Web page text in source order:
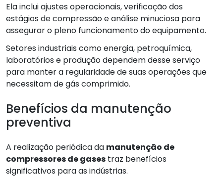
Ela inclui ajustes operacionais, verificação dos
estágios de compressão e análise minuciosa para
assegurar o pleno funcionamento do equipamento.
Setores industriais como energia, petroquímica,
laboratórios e produção dependem desse serviço
para manter a regularidade de suas operações que
necessitam de gás comprimido.
Benefícios da manutenção
preventiva
A realização periódica da manutenção de
compressores de gases traz benefícios
significativos para as indústrias.